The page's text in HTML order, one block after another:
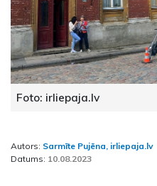
Foto: irliepaja.lv
Autors: Sarmīte Pujēna, irliepaja.lv
Datums: 10.08.2023